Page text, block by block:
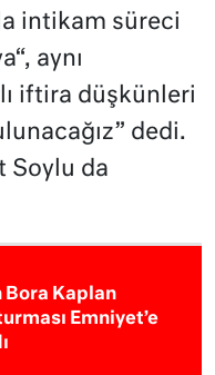
intikam süreci
aynı
iftira düşkünleri
dedi.
Soylu da
Bora Kaplan
Emniyet’e